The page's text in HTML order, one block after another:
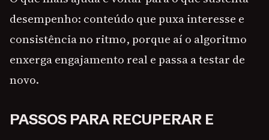
desempenho: conteúdo que puxa interesse e
consistência no ritmo, porque aí o algoritmo
enxerga engajamento real e passa a testar de
novo.
PASSOS PARA RECUPERAR E